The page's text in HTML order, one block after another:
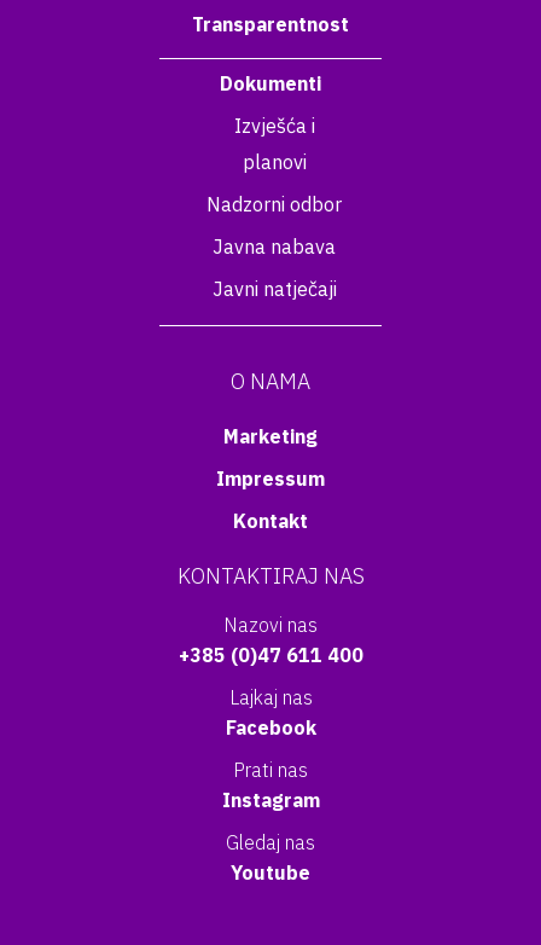
Transparentnost
Dokumenti
Izvješća i
planovi
Nadzorni odbor
Javna nabava
Javni natječaji
O NAMA
Marketing
Impressum
Kontakt
KONTAKTIRAJ NAS
Nazovi nas
+385 (0)47 611 400
Lajkaj nas
Facebook
Prati nas
Instagram
Gledaj nas
Youtube